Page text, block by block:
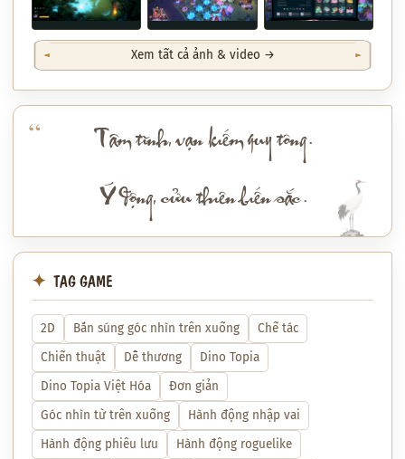
Xem tất cả ảnh & video →
Tâm tĩnh, vạn kiếm quy tông.
Ý động, cửu thiên biến sắc.
TAG GAME
2D Bắn súng góc nhìn trên xuống
Chế tác
Chiến thuật
Dễ thương
Dino Topia
Dino Topia Việt Hóa
Đơn giản
Góc nhìn từ trên xuống
Hành động nhập vai
Hành động phiêu lưu
Hành động roguelike